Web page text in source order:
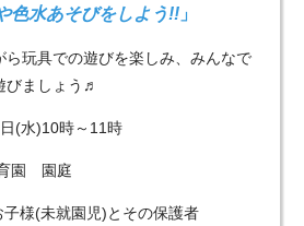
色水あそびをしよう!! 」
ら玩具での遊びを楽しみ、みんなで
びましょう♬
(水)10時～11時
園 園庭
様(未就園児)とその保護者